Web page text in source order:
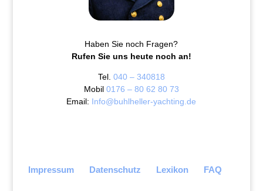
Haben Sie noch Fragen?
Rufen Sie uns heute noch an!
Tel. 040 – 340818
Mobil 0176 – 80 62 80 73
Email: Info@buhlheller-yachting.de
Impressum Datenschutz Lexikon FAQ